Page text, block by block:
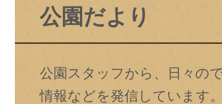
公園だより
公園スタッフから、⽇々の
情報などを発信しています